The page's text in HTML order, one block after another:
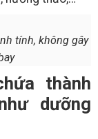
tính, không gây
thành
dưỡng